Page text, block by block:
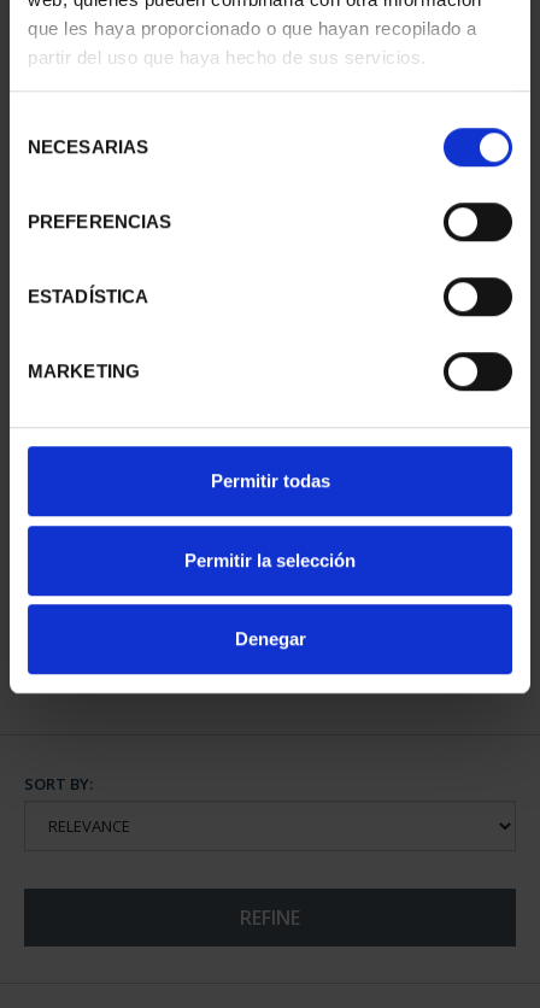
que les haya proporcionado o que hayan recopilado a
partir del uso que haya hecho de sus servicios.
NECESARIAS
PREFERENCIAS
ESTADÍSTICA
MARKETING
Permitir todas
Permitir la selección
Denegar
SILVER COIN 2026 AIR &
€60.00
PROCLAM. FELIPE VI
€140.00
PROCLAMATION FELIPE
VI (2024) 50 EURO CO...
PROCLAM. FELIPE VI
(2024) FULL SET
SORT BY:
REFINE